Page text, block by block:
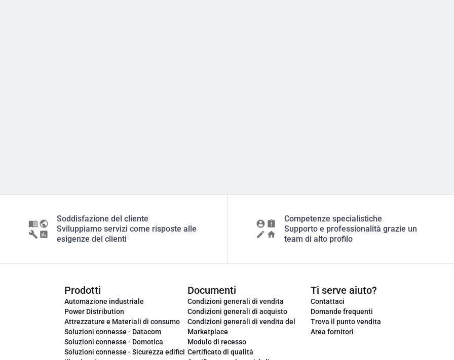
Soddisfazione del cliente
Sviluppiamo servizi come risposte alle
esigenze dei clienti
Competenze specialistiche
Supporto e professionalità grazie un
team di alto profilo
Prodotti
Automazione industriale
Power Distribution
Attrezzature e Materiali di consumo
Soluzioni connesse - Datacom
Soluzioni connesse - Domotica
Soluzioni connesse - Sicurezza edifici
Documenti
Condizioni generali di vendita
Condizioni generali di acquisto
Condizioni generali di vendita del
Marketplace
Modulo di recesso
Certificato di qualità
Ti serve aiuto?
Contattaci
Domande frequenti
Trova il punto vendita
Area fornitori